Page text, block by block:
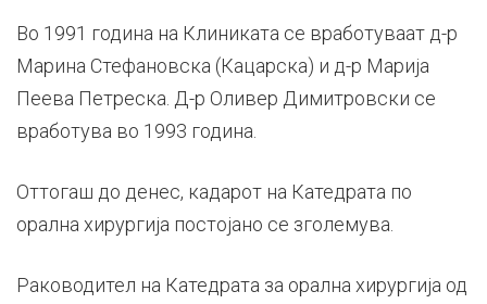
Во 1991 година на Клиниката се вработуваат д-р
Марина Стефановска (Кацарска) и д-р Марија
Пеева Петреска. Д-р Оливер Димитровски се
вработува во 1993 година.
Оттогаш до денес, кадaрот на Катедрата по
орална хирургија постојано се зголемува.
Раководител на Катедрата за орална хирургија од